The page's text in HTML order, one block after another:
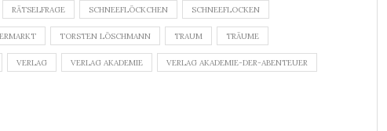
RÄTSELFRAGE SCHNEEFLÖCKCHEN SCHNEEFLOCKEN
TORSTEN LÖSCHMANN TRAUM TRÄUME
VERLAG VERLAG AKADEMIE VERLAG AKADEMIE-DER-ABENTEUER